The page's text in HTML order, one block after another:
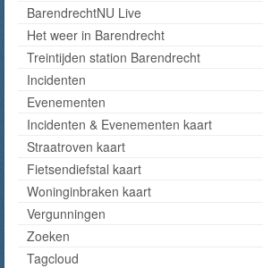
BarendrechtNU Live
Het weer in Barendrecht
Treintijden station Barendrecht
Incidenten
Evenementen
Incidenten & Evenementen kaart
Straatroven kaart
Fietsendiefstal kaart
Woninginbraken kaart
Vergunningen
Zoeken
Tagcloud